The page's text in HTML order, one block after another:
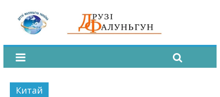
Китай